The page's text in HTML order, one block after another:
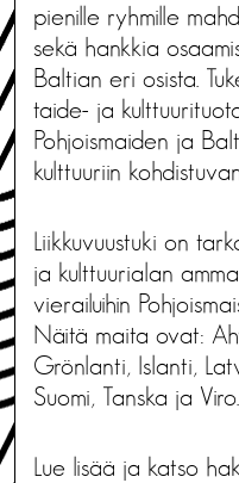
pienille ryhmille
sekä hankkia
Baltian eri osista.
taide- ja
Pohjoismaiden ja
kulttuuriin
Liikkuvuustuki on
ja kulttuurialan
vierailuihin
Näitä maita ovat:
Grönlanti, Islanti,
Suomi, Tanska ja Viro.
Lue lisää ja katso